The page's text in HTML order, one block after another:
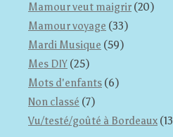
Mamour veut maigrir (20)
Mamour voyage (33)
Mardi Musique (59)
Mes DIY (25)
Mots d'enfants (6)
Non classé (7)
Vu/testé/goûté à Bordeaux